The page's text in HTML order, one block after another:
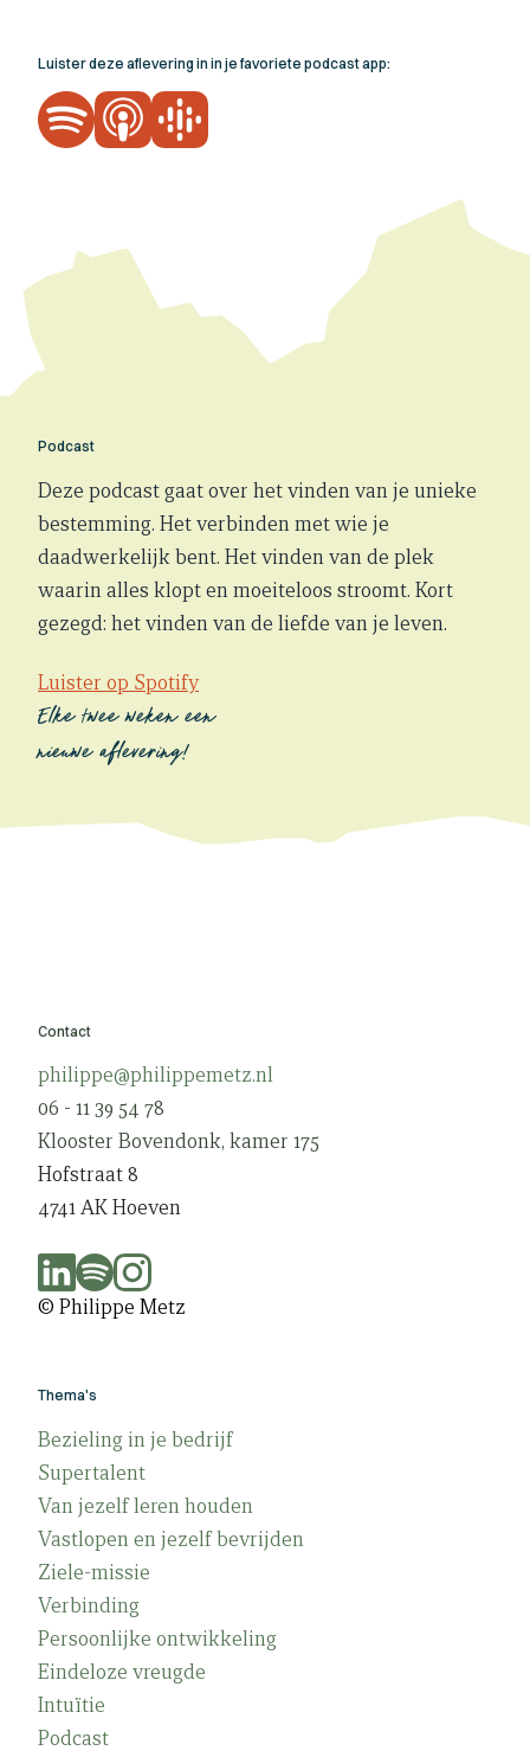
Luister deze aflevering in in je favoriete podcast app:
Podcast
Deze podcast gaat over het vinden van je unieke
bestemming. Het verbinden met wie je
daadwerkelijk bent. Het vinden van de plek
waarin alles klopt en moeiteloos stroomt. Kort
gezegd: het vinden van de liefde van je leven.
Luister op Spotify
Elke twee weken een
nieuwe aflevering!
Contact
philippe@philippemetz.nl
06 - 11 39 54 78
Klooster Bovendonk, kamer 175
Hofstraat 8
4741 AK Hoeven
© Philippe Metz
Thema's
Bezieling in je bedrijf
Supertalent
Van jezelf leren houden
Vastlopen en jezelf bevrijden
Ziele-missie
Verbinding
Persoonlijke ontwikkeling
Eindeloze vreugde
Intuïtie
Podcast